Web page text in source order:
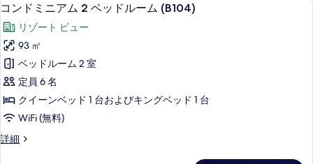
ー
ム
(E203)
の
す
べ
て
の
ム
ベ
ッ
ド
ル
ー
ム
(E203)
の
詳
細
ン
ド
ミ
ニ
ア
ム
ベ
23
コンドミニアム 2 ベッドルーム (B104)
リゾート ビュー
93 ㎡
ベッドルーム 2 室
定員 6 名
クイーンベッド 1 台およびキングベッド 1 台
WiFi (無料)
詳細
コ